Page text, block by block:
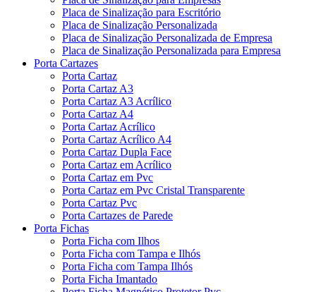
Placa de Sinalização para Escritório
Placa de Sinalização Personalizada
Placa de Sinalização Personalizada de Empresa
Placa de Sinalização Personalizada para Empresa
Porta Cartazes
Porta Cartaz
Porta Cartaz A3
Porta Cartaz A3 Acrílico
Porta Cartaz A4
Porta Cartaz Acrílico
Porta Cartaz Acrílico A4
Porta Cartaz Dupla Face
Porta Cartaz em Acrílico
Porta Cartaz em Pvc
Porta Cartaz em Pvc Cristal Transparente
Porta Cartaz Pvc
Porta Cartazes de Parede
Porta Fichas
Porta Ficha com Ilhos
Porta Ficha com Tampa e Ilhós
Porta Ficha com Tampa Ilhós
Porta Ficha Imantado